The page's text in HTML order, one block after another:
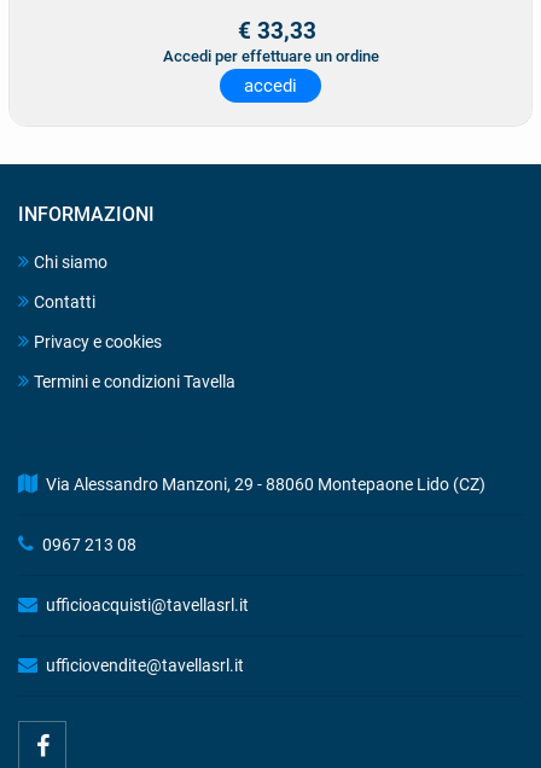
€ 33,33
Accedi per effettuare un ordine
accedi
INFORMAZIONI
Chi siamo
Contatti
Privacy e cookies
Termini e condizioni Tavella
Via Alessandro Manzoni, 29 - 88060 Montepaone Lido (CZ)
0967 213 08
ufficioacquisti@tavellasrl.it
ufficiovendite@tavellasrl.it